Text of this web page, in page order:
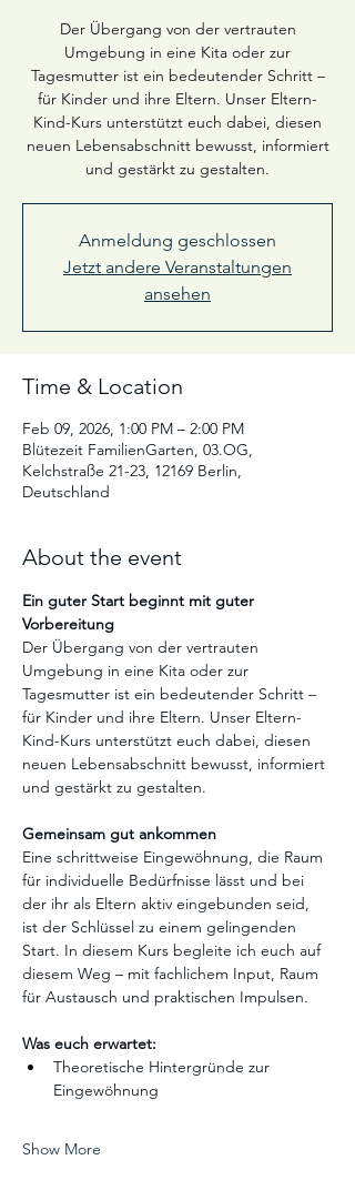
Der Übergang von der vertrauten
Umgebung in eine Kita oder zur
Tagesmutter ist ein bedeutender Schritt –
für Kinder und ihre Eltern. Unser Eltern-
Kind-Kurs unterstützt euch dabei, diesen
neuen Lebensabschnitt bewusst, informiert
und gestärkt zu gestalten.
Anmeldung geschlossen
Jetzt andere Veranstaltungen
ansehen
Time & Location
Feb 09, 2026, 1:00 PM – 2:00 PM
Blütezeit FamilienGarten, 03.OG,
Kelchstraße 21-23, 12169 Berlin,
Deutschland
About the event
Ein guter Start beginnt mit guter
Vorbereitung
Der Übergang von der vertrauten
Umgebung in eine Kita oder zur
Tagesmutter ist ein bedeutender Schritt –
für Kinder und ihre Eltern. Unser Eltern-
Kind-Kurs unterstützt euch dabei, diesen
neuen Lebensabschnitt bewusst, informiert
und gestärkt zu gestalten.
Gemeinsam gut ankommen
Eine schrittweise Eingewöhnung, die Raum
für individuelle Bedürfnisse lässt und bei
der ihr als Eltern aktiv eingebunden seid,
ist der Schlüssel zu einem gelingenden
Start. In diesem Kurs begleite ich euch auf
diesem Weg – mit fachlichem Input, Raum
für Austausch und praktischen Impulsen.
Was euch erwartet:
Theoretische Hintergründe zur
Eingewöhnung
Show More